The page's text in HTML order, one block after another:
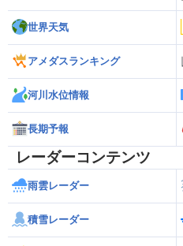
世界天気
アメダスランキング
河川水位情報
長期予報
レーダーコンテンツ
雨雲レーダー
積雪レーダー